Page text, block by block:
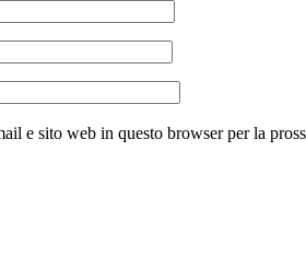
e sito web in questo browser per la